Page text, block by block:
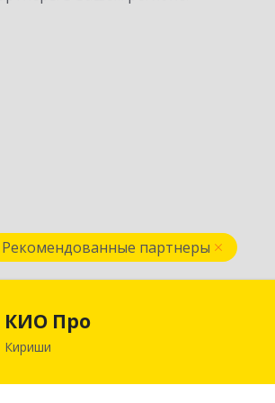
Рекомендованные партнеры
КИО Про
Кириши187110, Ленинградская обл, м.р-н